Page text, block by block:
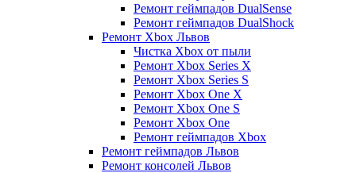
Ремонт геймпадов DualSense
Ремонт геймпадов DualShock
Ремонт Xbox Львов
Чистка Xbox от пыли
Ремонт Xbox Series X
Ремонт Xbox Series S
Ремонт Xbox One X
Ремонт Xbox One S
Ремонт Xbox One
Ремонт геймпадов Xbox
Ремонт геймпадов Львов
Ремонт консолей Львов